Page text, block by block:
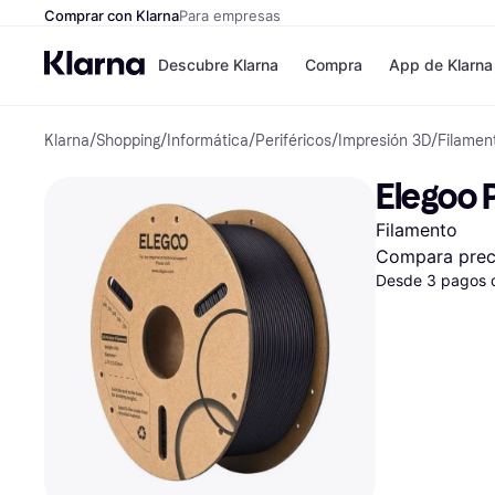
Comprar con KlarnaPara empresas
Descubre Klarna
Formas de
Paga ahora
Paga en 3 plazos
Paga en 30 días
Financiación
Klarna en Apple
Compra
Tiendas
Shein
Zalando Prive
Zara
JD Sports
App de Klarna
Klarna/Shopping/ Informática/Periféricos/ Impresión 3D/
Elegoo
Filamento
Compara
Desde 3 pagos